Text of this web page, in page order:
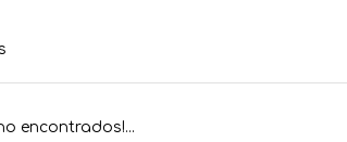
encontrados!...